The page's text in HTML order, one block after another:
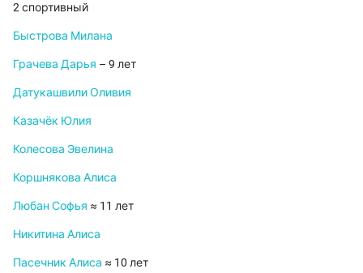
2 спортивный
Быстрова Милана
Грачева Дарья – 9 лет
Датукашвили Оливия
Казачёк Юлия
Колесова Эвелина
Коршнякова Алиса
Любан Софья ≈ 11 лет
Никитина Алиса
Пасечник Алиса ≈ 10 лет